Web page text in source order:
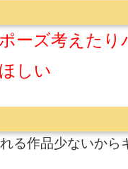
ーズ考えた
しい
る作品少ないから